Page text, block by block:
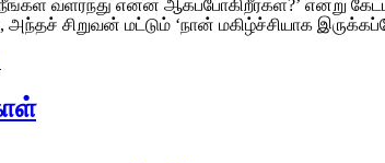
வளர்ந்து என்ன ஆகப்போகிறீர்கள்?’ என்று
சிறுவன் மட்டும் ‘நான் மகிழ்ச்சியாக